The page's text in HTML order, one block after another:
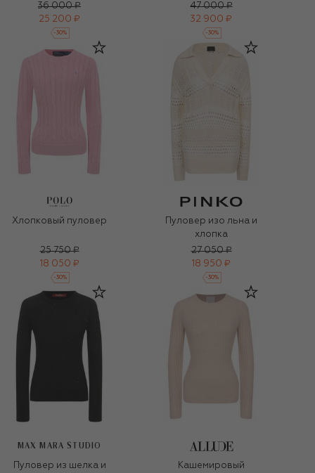
36 000 ₽
25 200 ₽
-30%
47 000 ₽
32 900 ₽
-30%
Хлопковый пуловер
25 750 ₽
18 050 ₽
-30%
Пуловер изо льна и
хлопка
27 050 ₽
18 950 ₽
-30%
MAX MARA STUDIO
Пуловер из шелка и
Кашемировый